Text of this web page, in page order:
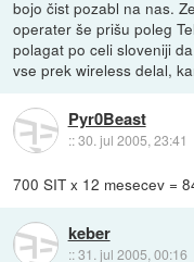
bojo čist pozabl na nas.
operater še prišu poleg
polagat po celi sloveniji
vse prek wireless delal,
Pyr0Beast
::30. jul 2005, 23:41
700 SIT x 12 mesecev =
keber
::31. jul 2005, 00:16